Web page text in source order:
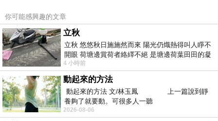
內用空間：老闆是韓國人，泡菜、醬料、調味料都是自製
的傳統韓國道地口味，連裝潢空間都很有韓國烤肉店風格
你可能感興趣的文章
立秋
立秋 悠悠秋日施施然而來 陽光仍熾熱得叫人睜不
開眼 荷塘邊賞荷者絡繹不絕 是塘邊荷葉田田的凝
望 風中飄逸的是映日荷花別樣紅
4 小時前
動起來的方法
動起來的方法 文/林玉鳳 上一篇說到靜
養夠了就要動。可很多人一聽
2026-08-06